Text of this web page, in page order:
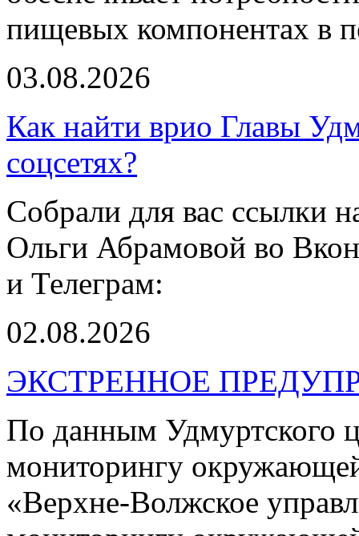
пищевых компонентах в
03.08.2026
Как найти врио Главы
соцсетях?
Собрали для вас ссылки
Ольги Абрамовой во
и Телеграм:
02.08.2026
ЭКСТРЕННОЕ
По данным Удмуртского
мониторингу
«Верхне-Волжское